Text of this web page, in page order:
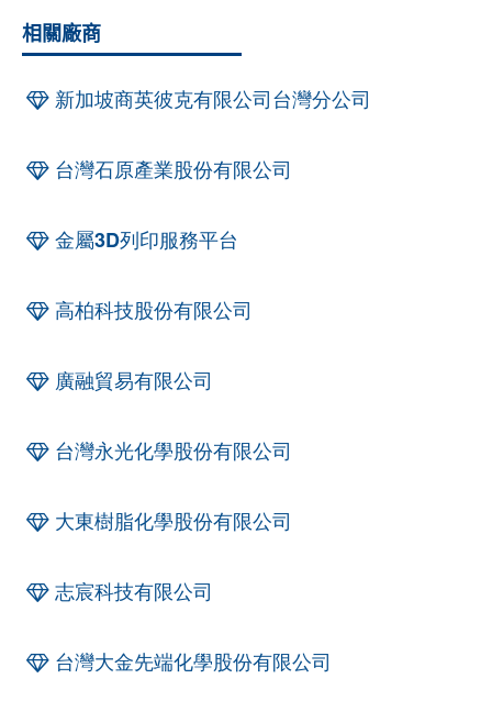
相關廠商
新加坡商英彼克有限公司台灣分公司
台灣石原產業股份有限公司
金屬3D列印服務平台
高柏科技股份有限公司
廣融貿易有限公司
台灣永光化學股份有限公司
大東樹脂化學股份有限公司
志宸科技有限公司
台灣大金先端化學股份有限公司